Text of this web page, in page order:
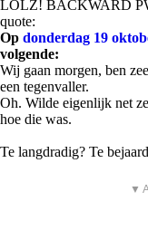
LOLZ! BACKWARD
quote:
Op donderdag 19
volgende:
Wij gaan morgen, ben
een tegenvaller.
Oh. Wilde eigenlijk net
hoe die was.
Te langdradig? Te
▼